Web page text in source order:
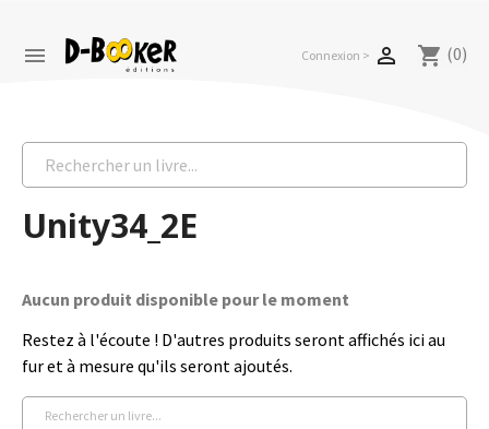
 Connexion >  shopping_cart (0)
Unity34_2E
Aucun produit disponible pour le moment
Restez à l'écoute ! D'autres produits seront affichés ici au
fur et à mesure qu'ils seront ajoutés.